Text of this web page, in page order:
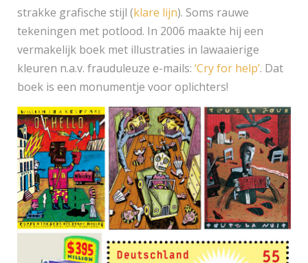
strakke grafische stijl (klare lijn). Soms rauwe
tekeningen met potlood. In 2006 maakte hij een
vermakelijk boek met illustraties in lawaaierige
kleuren n.a.v. frauduleuze e-mails:‘Cry for help’. Dat
boek is een monumentje voor oplichters!